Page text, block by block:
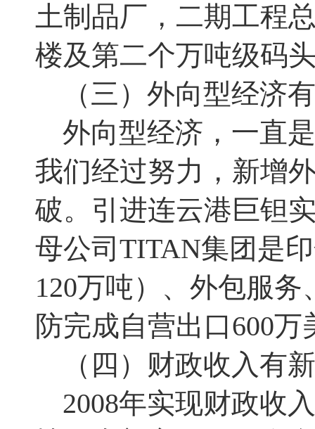
土制品厂 ， 二期工程
楼及第二个万吨级码
（三）外向型经济
外向型经济 ， 一直
我们经过努力 ， 新增
破。引进连云港巨钽
母公司 TITAN集团是
120万吨）、外包服务
防完成自营出口600万
（四）财政收入有
2008年实现财政收